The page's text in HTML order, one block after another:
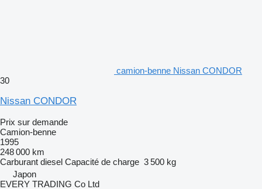
camion-benne Nissan CONDOR
30
Nissan CONDOR
Prix sur demande
Camion-benne
1995
248 000 km
Carburant diesel Capacité de charge 3 500 kg
Japon
EVERY TRADING Co Ltd